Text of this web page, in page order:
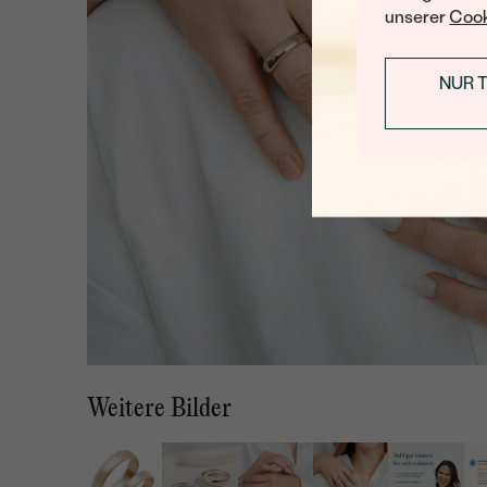
unserer
NUR
Weitere Bilder